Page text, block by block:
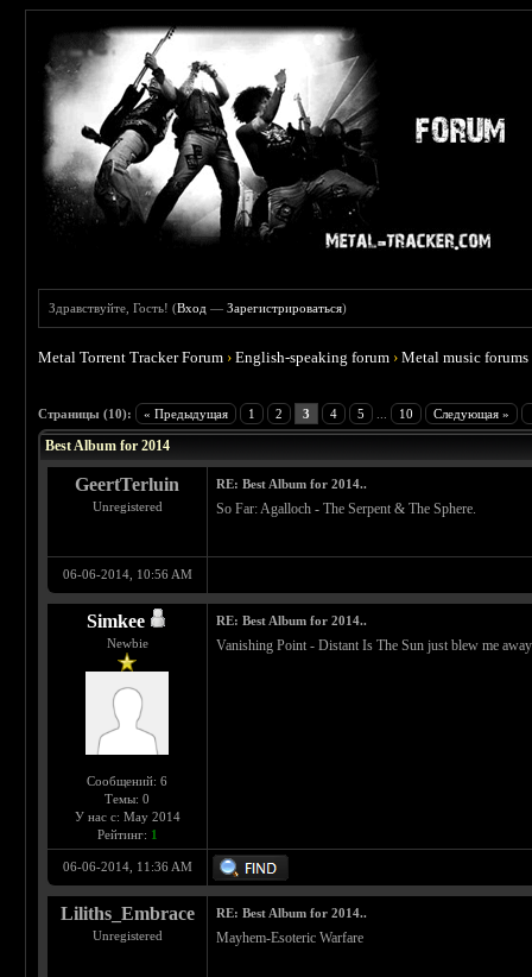
Здравствуйте, Гость! (Вход —Зарегистрироваться)
Metal Torrent Tracker Forum ›English-speaking forum ›Metal music forums
Страницы (10): « Предыдущая 1 2 3 4 5 10 Следующая »
Best Album for 2014
GeertTerluin
Unregistered
RE: Best Album for 2014..
So Far: Agalloch ‎- The Serpent & The Sphere.
06-06-2014, 10:56 AM
Simkee
Newbie
Сообщений: 6
Темы: 0
У нас с: May 2014
Рейтинг: 1
RE: Best Album for 2014..
Vanishing Point - Distant Is The Sun just blew me
06-06-2014, 11:36 AM
Liliths_Embrace
Unregistered
RE: Best Album for 2014..
Mayhem-Esoteric Warfare